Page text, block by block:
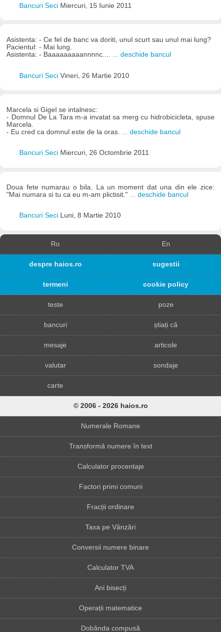
Bancuri Seci Miercuri, 15 Iunie 2011
Asistenta: - Ce fel de banc va doriti, unul scurt sau unul mai lung?
Pacientul: - Mai lung.
Asistenta: - Baaaaaaaaannnnc.... ... deschide bancul
Bancuri Seci Vineri, 26 Martie 2010
Marcela si Gigel se intalnesc:
- Domnul De La Tara m-a invatat sa merg cu hidrobicicleta, spuse
Marcela.
- Eu cred ca domnul este de la oras. ... deschide bancul
Bancuri Seci Miercuri, 26 Octombrie 2011
Doua fete numarau o bila. La un moment dat una din ele zice:
"Mai numara si tu ca eu m-am plictisit."
... deschide bancul
Bancuri Seci Luni, 8 Martie 2010
Ro En
despre haios.ro sugestii
termeni cookie policy
teste poze
bancuri știați că
mesaje articole
valutar sondaje
carte
© 2006 - 2026 haios.ro
Numerale Romane
Transformă numere în text
Calculator procentaje
Factori primi comuni
Fracții ordinare
Taxa pe Vânzări
Conversii numere binare
Calculator TVA
Ani bisecți
Operații matematice
Dobânda compusă